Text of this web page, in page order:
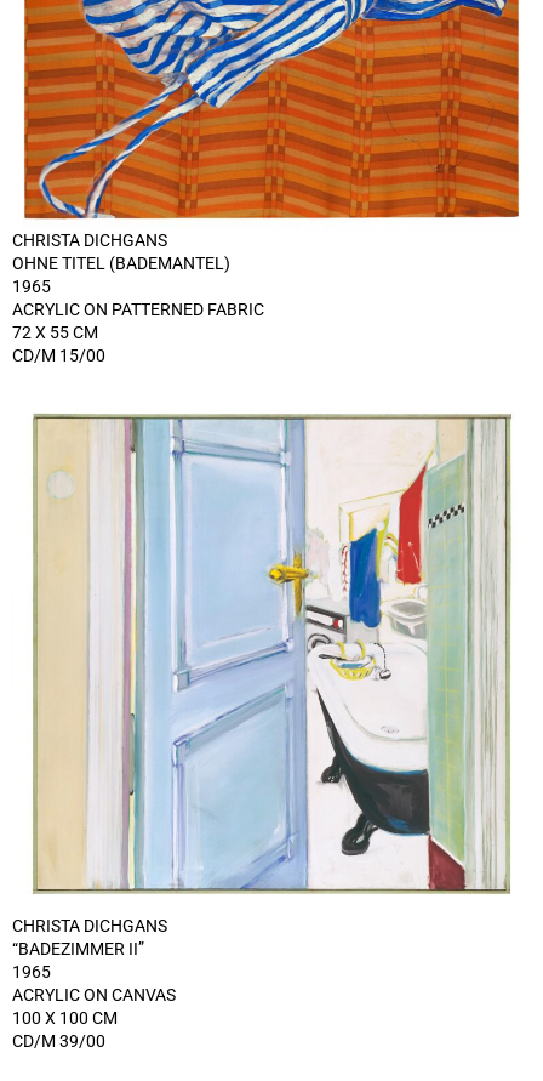
CHRISTA DICHGANS
OHNE TITEL (BADEMANTEL)
1965
ACRYLIC ON PATTERNED FABRIC
72 X 55 CM
CD/M 15/00
CHRISTA DICHGANS
“BADEZIMMER II”
1965
ACRYLIC ON CANVAS
100 X 100 CM
CD/M 39/00